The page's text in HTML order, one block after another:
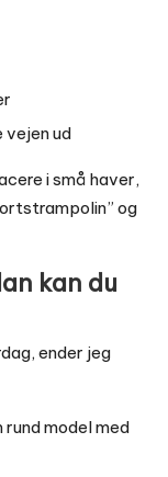
ud
i små haver,
og
kan du
ender jeg
model med